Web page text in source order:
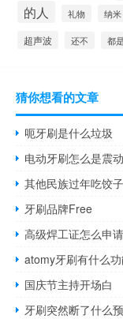
的人 礼物 纳米
超声波 还不 都是
猜你想看的文章
呃牙刷是什么垃圾
电动牙刷怎么是震
其他民族过年吃饺
牙刷品牌Free
高级焊工证怎么申
atomy牙刷有什么
国庆节主持开场白
牙刷突然断了什么